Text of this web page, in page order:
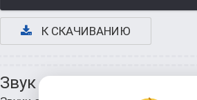
К СКАЧИВАНИЮ
Звук автоматического